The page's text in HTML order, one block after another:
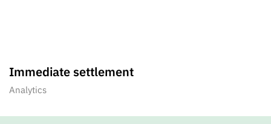
Immediate settlement
Analytics